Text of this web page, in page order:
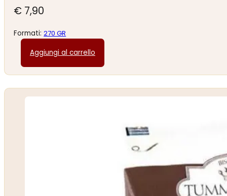
€ 7,90
Formati:270 GR
Aggiungi al carrello